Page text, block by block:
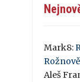
Mark8:
Aleš